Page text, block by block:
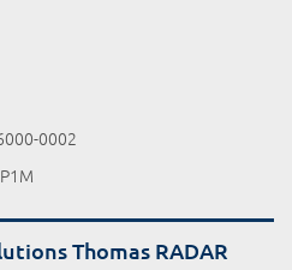
0002
Thomas RADAR